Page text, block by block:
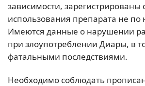
зависимости, зарегистрированы
использования препарата не
Имеются данные о нарушении
при злоупотреблении Диары, в
фатальными последствиями.
Необходимо соблюдать